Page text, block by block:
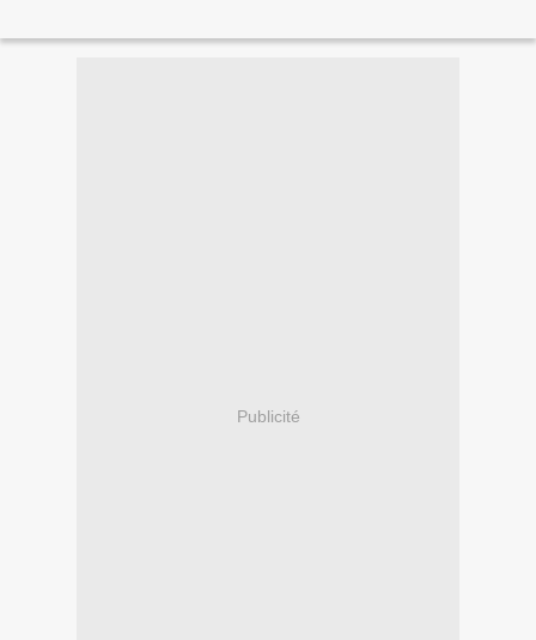
Publicité